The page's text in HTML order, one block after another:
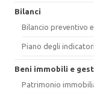
Bilanci
Bilancio preventivo
Piano degli
Beni immobili e
Patrimonio